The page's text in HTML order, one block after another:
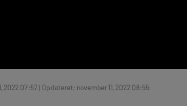
2022 07:57 | Opdateret: november 11, 2022 08:55